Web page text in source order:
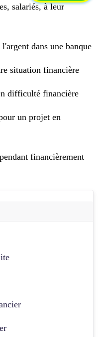
salariés, à leur
dans une banque
situation financière
difficulté financière
un projet en
financièrement